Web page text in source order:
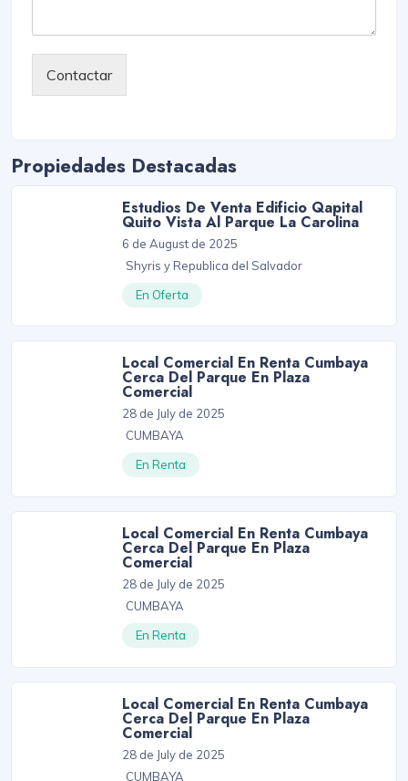
Contactar
Propiedades Destacadas
Estudios De Venta Edificio Qapital
Quito Vista Al Parque La Carolina
6 de August de 2025
Shyris y Republica del Salvador
En Oferta
Local Comercial En Renta Cumbaya
Cerca Del Parque En Plaza
Comercial
28 de July de 2025
CUMBAYA
En Renta
Local Comercial En Renta Cumbaya
Cerca Del Parque En Plaza
Comercial
28 de July de 2025
CUMBAYA
En Renta
Local Comercial En Renta Cumbaya
Cerca Del Parque En Plaza
Comercial
28 de July de 2025
CUMBAYA